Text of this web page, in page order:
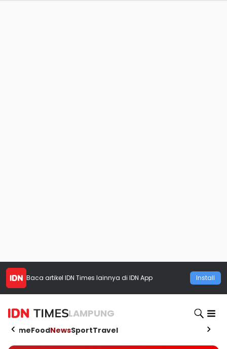
Baca artikel IDN Times lainnya di IDN App Install
LAMPUNG
HomeFoodNewsSportTravel